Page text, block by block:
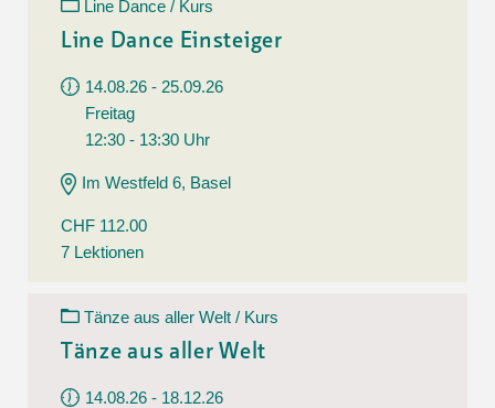
Line Dance / Kurs
Line Dance Einsteiger
14.08.26 - 25.09.26
Freitag
12:30 - 13:30 Uhr
Im Westfeld 6, Basel
CHF 112.00
7 Lektionen
Tänze aus aller Welt / Kurs
Tänze aus aller Welt
14.08.26 - 18.12.26